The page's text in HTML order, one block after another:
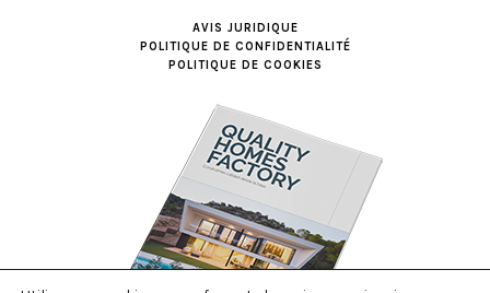
AVIS JURIDIQUE
POLITIQUE DE CONFIDENTIALITÉ
POLITIQUE DE COOKIES